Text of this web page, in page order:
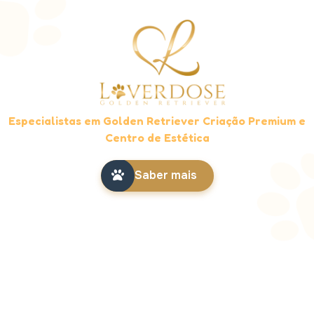
Especialistas em Golden Retriever Criação Premium e
Centro de Estética
Saber mais